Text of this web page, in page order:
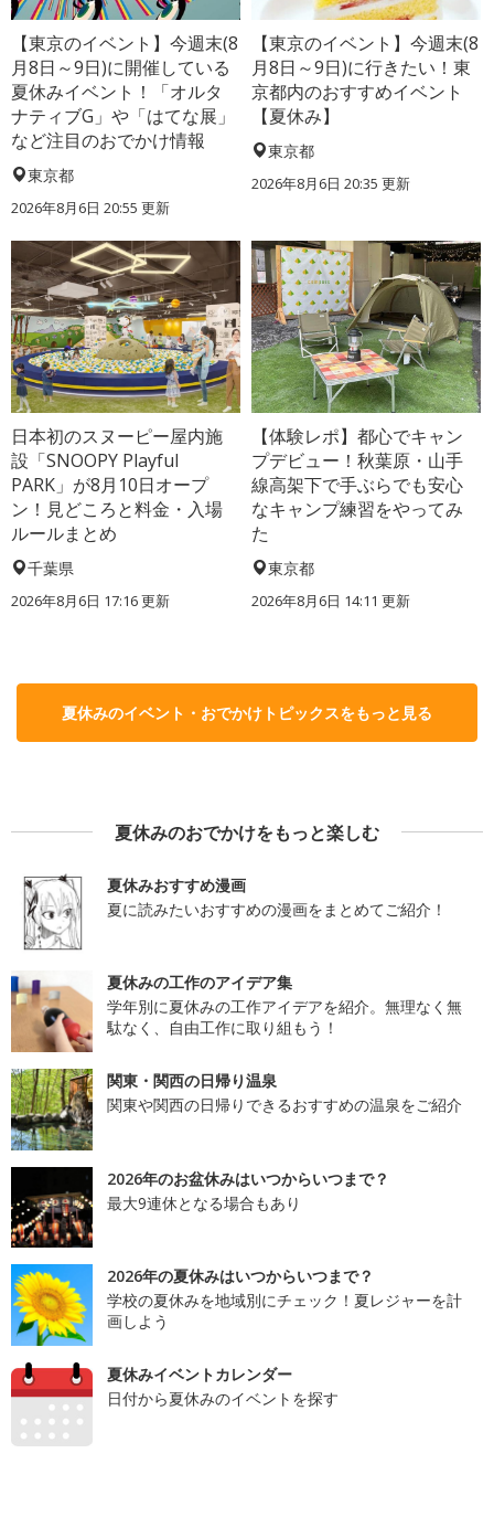
【東京のイベント】今週末(8
月8日～9日)に開催している
夏休みイベント！「オルタ
ナティブG」や「はてな展」
など注目のおでかけ情報
東京都
2026年8月6日 20:55 更新
【東京のイベント】今週末(8
月8日～9日)に行きたい！東
京都内のおすすめイベント
【夏休み】
東京都
2026年8月6日 20:35 更新
日本初のスヌーピー屋内施
設「SNOOPY Playful
PARK」が8月10日オープ
ン！見どころと料金・入場
ルールまとめ
千葉県
2026年8月6日 17:16更新
【体験レポ】都心でキャン
プデビュー！秋葉原・山手
線高架下で手ぶらでも安心
なキャンプ練習をやってみ
た
東京都
2026年8月6日 14:11 更新
夏休みのイベント・おでかけトピックスをもっと見る
夏休みのおでかけをもっと楽しむ
夏休みおすすめ漫画
夏に読みたいおすすめの漫画をまとめてご紹介！
夏休みの工作のアイデア集
学年別に夏休みの工作アイデアを紹介。無理なく無
駄なく、自由工作に取り組もう！
関東・関西の日帰り温泉
関東や関西の日帰りできるおすすめの温泉をご紹介
2026年のお盆休みはいつからいつまで？
最大9連休となる場合もあり
2026年の夏休みはいつからいつまで？
学校の夏休みを地域別にチェック！夏レジャーを計
画しよう
夏休みイベントカレンダー
日付から夏休みのイベントを探す